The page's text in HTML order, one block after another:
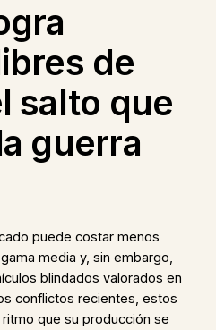
de
salto que
guerra
puede costar menos
media y, sin embargo,
blindados valorados en
conflictos recientes, estos
que su producción se